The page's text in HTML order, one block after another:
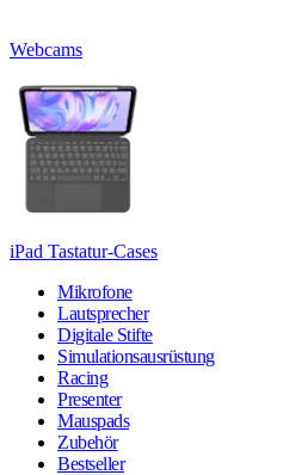
Webcams
iPad Tastatur-Cases
Mikrofone
Lautsprecher
Digitale Stifte
Simulationsausrüstung
Racing
Presenter
Mauspads
Zubehör
Bestseller